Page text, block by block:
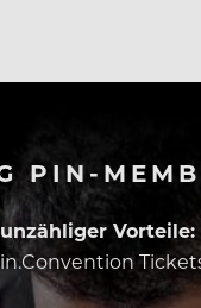
PIN-
Vorteile: